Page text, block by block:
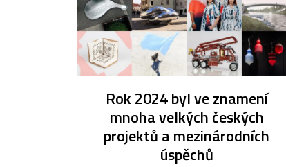
Rok 2024 byl ve znamení
mnoha velkých českých
projektů a mezinárodních
úspěchů